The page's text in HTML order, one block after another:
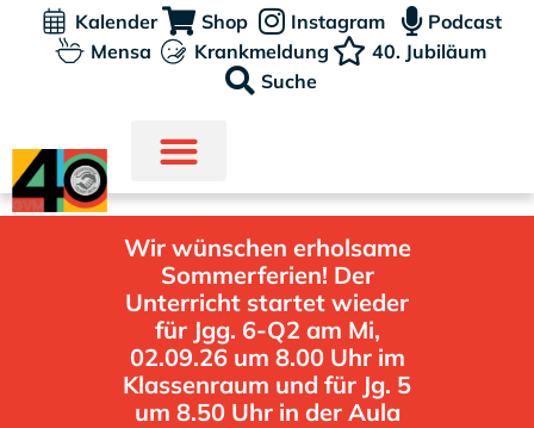
Kalender Shop Instagram
Podcast
Mensa
Krankmeldung
40. Jubiläum
Suche
Wir wünschen erholsame
Sommerferien! Der
Unterricht startet wieder
für Jgg. 6-Q2 am Mi,
02.09.26 um 8.00 Uhr im
Klassenraum und für Jg. 5
um 8.50 Uhr in der Aula